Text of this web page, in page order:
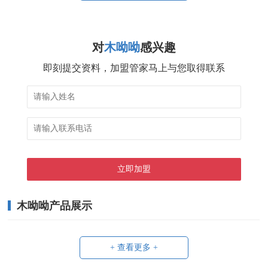
对木呦呦感兴趣
即刻提交资料，加盟管家马上与您取得联系
木呦呦产品展示
+ 查看更多 +